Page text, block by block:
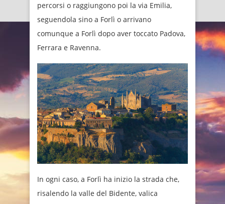
percorsi o raggiungono poi la via Emilia,
seguendola sino a Forlì o arrivano
comunque a Forlì dopo aver toccato Padova,
Ferrara e Ravenna.
In ogni caso, a Forlì ha inizio la strada che,
risalendo la valle del Bidente, valica